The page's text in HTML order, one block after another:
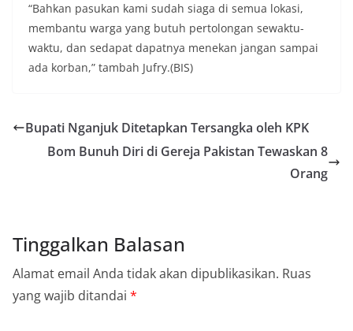
“Bahkan pasukan kami sudah siaga di semua lokasi,
membantu warga yang butuh pertolongan sewaktu-
waktu, dan sedapat dapatnya menekan jangan sampai
ada korban,” tambah Jufry.(BIS)
Bupati Nganjuk Ditetapkan Tersangka oleh KPK
Bom Bunuh Diri di Gereja Pakistan Tewaskan 8
Orang
Tinggalkan Balasan
Alamat email Anda tidak akan dipublikasikan. Ruas
yang wajib ditandai *